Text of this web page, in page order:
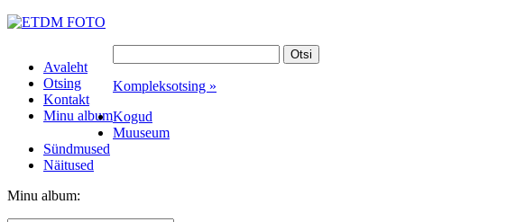
Avaleht
Otsing
Kontakt
Minu album
Kompleksotsing »
Kogud
Muuseum
Sündmused
Näitused
Minu album: